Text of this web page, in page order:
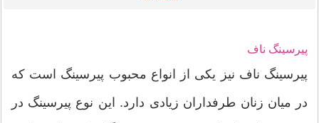
پیرسینگ ناف
پیرسینگ ناف نیز یکی از انواع محبوب پیرسینگ است که
در میان زنان طرفداران زیادی دارد. این نوع پیرسینگ در